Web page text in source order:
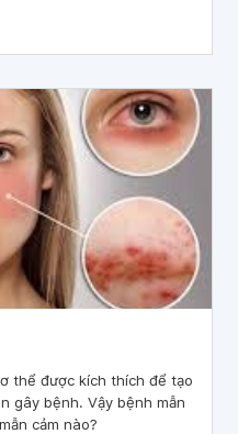
thể được kích thích để tạo
gây bệnh. Vậy bệnh mẫn
cảm nào?